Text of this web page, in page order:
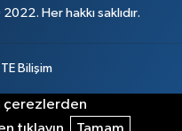
Her hakkı saklıdır.
TE Bilişim
çerezlerden